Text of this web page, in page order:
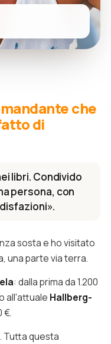
che
di
libri. Condivido
persona, con
sosta e ho visitato
una parte via terra.
: dalla prima da 1.200
all'attuale Hallberg-
€.
Tutta questa